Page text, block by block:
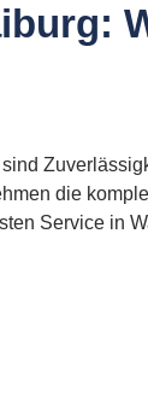
die
Service in